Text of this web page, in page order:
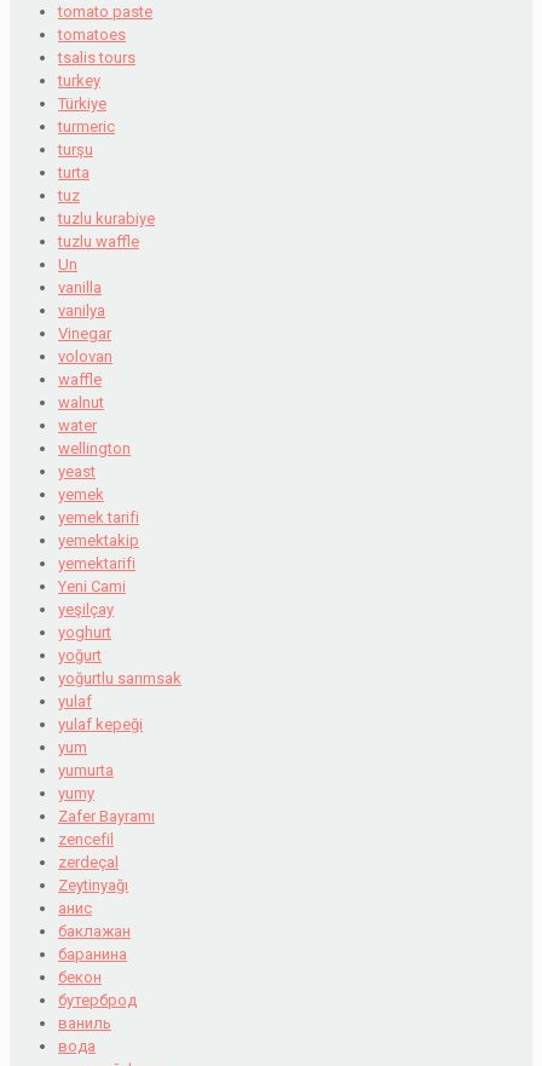
tomato paste
tomatoes
tsalis tours
turkey
Türkiye
turmeric
turşu
turta
tuz
tuzlu kurabiye
tuzlu waffle
Un
vanilla
vanilya
Vinegar
volovan
waffle
walnut
water
wellington
yeast
yemek
yemek tarifi
yemektakip
yemektarifi
Yeni Cami
yeşilçay
yoghurt
yoğurt
yoğurtlu sarımsak
yulaf
yulaf kepeği
yum
yumurta
yumy
Zafer Bayramı
zencefil
zerdeçal
Zeytinyağı
анис
баклажан
баранина
бекон
бутерброд
ваниль
вода